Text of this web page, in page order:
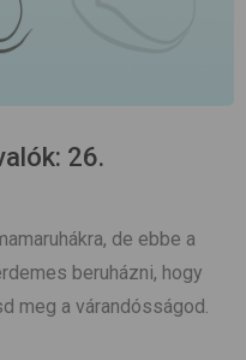
26.
de ebbe a
beruházni, hogy
meg a várandósságod.